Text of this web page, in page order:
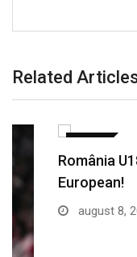
Related
România U18 s-a
European!
august 8, 2026